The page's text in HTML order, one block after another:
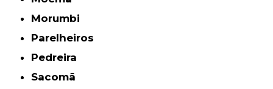
Morumbi
Parelheiros
Pedreira
Sacomã